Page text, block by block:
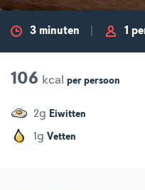
3 minuten 1
106 kcal per persoon
2g Eiwitten
1g Vetten